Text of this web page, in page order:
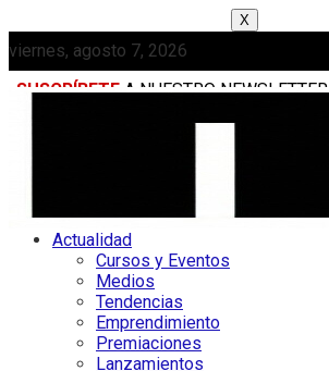
X
viernes, agosto 7, 2026
SUSCRÍBETE A NUESTRO NEWSLETTER
Actualidad
Cursos y Eventos
Medios
Tendencias
Emprendimiento
Premiaciones
Lanzamientos